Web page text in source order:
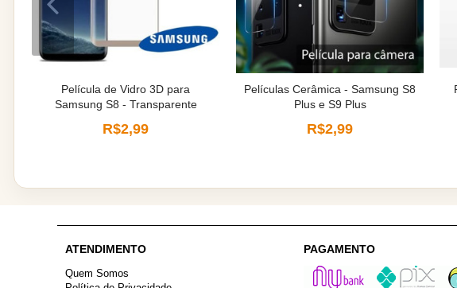
Película de Vidro 3D para
Samsung S8 - Transparente
R$2,99
Películas Cerâmica - Samsung S8
Plus e S9 Plus
R$2,99
ATENDIMENTO
Quem Somos
PAGAMENTO